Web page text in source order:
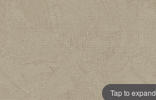
Tap to expand